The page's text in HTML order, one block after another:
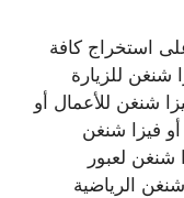
استخراج كافة
شنغن للزيارة
شنغن للأعمال أو
أو فيزا شنغن
شنغن لعبور
الرياضية